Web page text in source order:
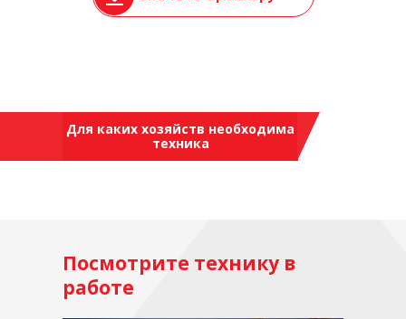
Для каких хозяйств необходима
техника
Посмотрите технику в
работе